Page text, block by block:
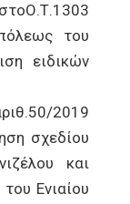
του
ειδικών
2019
σχεδίου
και
Ενιαίου